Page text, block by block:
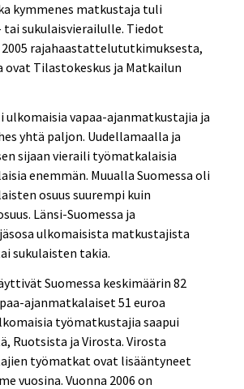
kymmenes matkustaja tuli
sukulaisvierailulle. Tiedot
rajahaastattelututkimuksesta,
Tilastokeskus ja Matkailun
ulkomaisia vapaa-ajanmatkustajia ja
yhtä paljon. Uudellamaalla ja
sijaan vieraili työmatkalaisia
enemmän. Muualla Suomessa oli
osuus suurempi kuin
Länsi-Suomessa ja
ulkomaisista matkustajista
sukulaisten takia.
Suomessa keskimäärin 82
ajanmatkalaiset 51 euroa
työmatkustajia saapui
Ruotsista ja Virosta. Virosta
työmatkat ovat lisääntyneet
vuosina. Vuonna 2006 on